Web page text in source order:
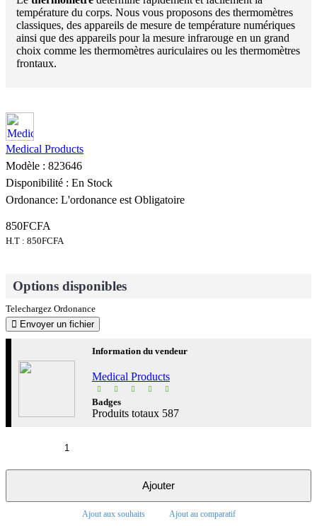
température du corps. Nous vous proposons des thermomètres
classiques, des appareils de mesure de température numériques
ainsi que des appareils pour la mesure infrarouge en un grand
choix comme les thermomètres auriculaires ou les thermomètres
frontaux.
Medical Products
Modèle : 823646
Disponibilité : En Stock
Ordonance: L'ordonance est Obligatoire
850FCFA
H.T : 850FCFA
Options disponibles
Telechargez Ordonance
Envoyer un fichier
Information du vendeur
Medical Products
Badges
Produits totaux 587
Ajouter
Ajout aux souhaits Ajout au comparatif